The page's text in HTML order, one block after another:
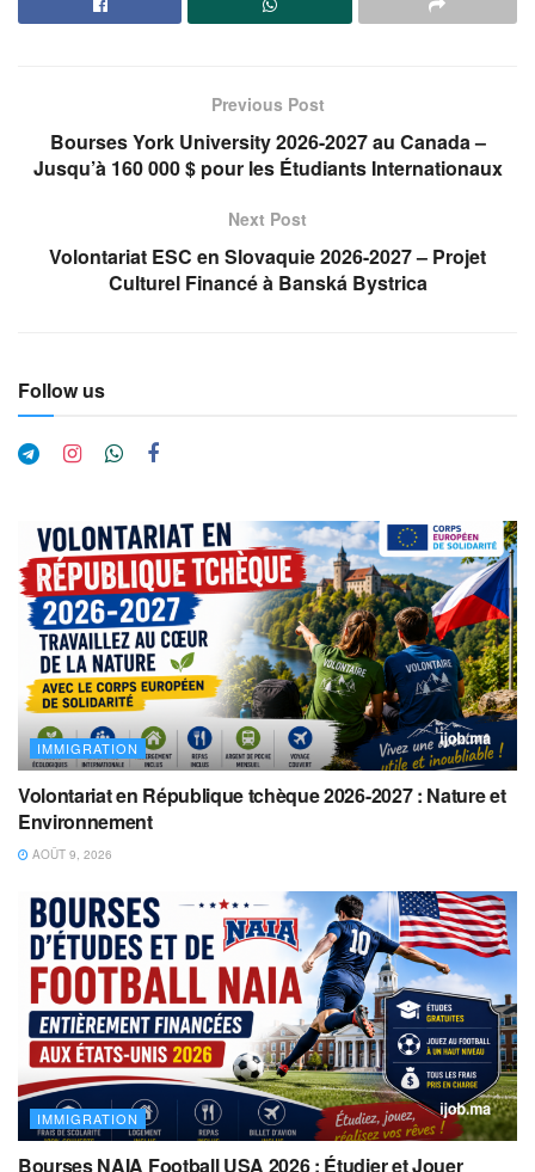
Previous Post
Bourses York University 2026-2027 au Canada –
Jusqu’à 160 000 $ pour les Étudiants Internationaux
Next Post
Volontariat ESC en Slovaquie 2026-2027 – Projet
Culturel Financé à Banská Bystrica
Follow us
IMMIGRATION
Volontariat en République tchèque 2026-2027 : Nature et
Environnement
AOÛT 9, 2026
IMMIGRATION
Bourses NAIA Football USA 2026 : Étudier et Jouer